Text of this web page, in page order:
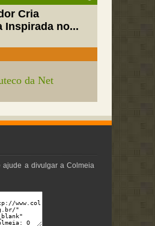
Cria
Inspirada no...
da Net
ajude a divulgar a Colmeia